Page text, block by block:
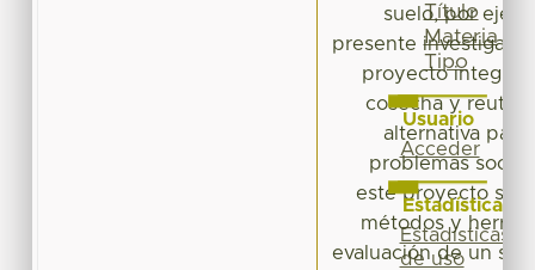
suelo, por
presente
proyecto integral
cosecha y
alternativa
problemas
este proyecto se
métodos y
evaluación de un
Título
Materia
Tipo
Usuario
Acceder
Estadísticas
Estadísticas
de uso